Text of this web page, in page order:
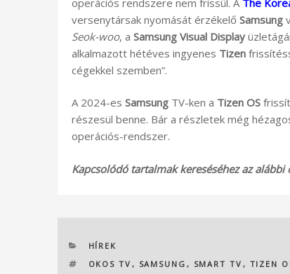
versenytársak nyomását érzékelő Samsung
Seok-woo, a Samsung Visual Display
alkalmazott hétéves ingyenes Tizen
cégekkel szemben”.
A 2024-es Samsung TV-ken a Tizen OS
részesül benne. Bár a részletek még
operációs-rendszer.
Kapcsolódó tartalmak kereséséhez az
KATEGÓRIÁK
HÍREK
CÍMKÉK
OKOS TV , SAMSUNG , SMART TV , TIZEN